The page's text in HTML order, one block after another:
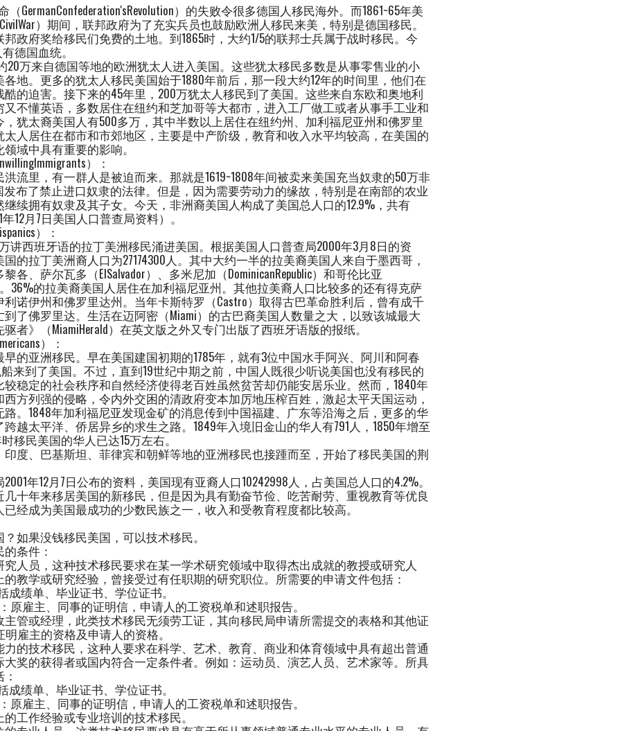
（GermanConfederation'sRevolution）的失败令很多德国人移民海外。而1861~65年美
）期间，联邦政府为了充实兵员也鼓励欧洲人移民来美，特别是德国移民。
政府奖给移民们免费的土地。到1865时，大约1/5的联邦士兵属于战时移民。今
德国血统。
20万来自德国等地的欧洲犹太人进入美国。这些犹太移民多数是从事零售业的小
地。更多的犹太人移民美国始于1880年前后，那一段大约12年的时间里，他们在
的迫害。接下来的45年里，200万犹太人移民到了美国。这些来自东欧和奥地利
又不懂英语，多数居住在纽约和芝加哥等大都市，进入工厂做工或者从事手工业和
犹太裔美国人有500多万，其中半数以上居住在纽约州、加利福尼亚州和佛罗里
人居住在都市和市郊地区，主要是中产阶级，教育和收入水平均较高，在美国的
域中具有重要的影响。
）：
流里，有一群人是被迫而来。那就是1619~1808年间被卖来美国充当奴隶的50万非
发布了禁止进口奴隶的法律。但是，因为需要劳动力的缘故，特别是在南部的农业
续拥有奴隶及其子女。今天，非洲裔美国人构成了美国总人口的12.9%，共有
12月7日美国人口普查局资料）。
）：
讲西班牙语的拉丁美洲移民涌进美国。根据美国人口普查局2000年3月8日的资
的拉丁美洲裔人口为27174300人。其中大约一半的拉美裔美国人来自于墨西哥，
各、萨尔瓦多（ElSalvador）、多米尼加（DominicanRepublic）和哥伦比亚
。36%的拉美裔美国人居住在加利福尼亚州。其他拉美裔人口比较多的还有得克萨
诺伊州和佛罗里达州。当年卡斯特罗（Castro）取得古巴革命胜利后，曾有成千
到了佛罗里达。生活在迈阿密（Miami）的古巴裔美国人数量之大，以致该城最大
者》（MiamiHerald）在英文版之外又专门出版了西班牙语版的报纸。
）：
的亚洲移民。早在美国建国初期的1785年，就有3位中国水手阿兴、阿川和阿春
来到了美国。不过，直到19世纪中期之前，中国人既很少听说美国也没有移民的
稳定的社会秩序和自然经济使得老百姓虽然贫苦却仍能安居乐业。然而，1840年
方列强的侵略，令内外交困的清政府变本加厉地压榨百姓，激起太平天国运动，
。1848年加利福尼亚发现金矿的消息传到中国福建、广东等沿海之后，更多的华
越太平洋、侨居异乡的求生之路。1849年入境旧金山的华人有791人，1850年增至
移民美国的华人已达15万左右。
度、巴基斯坦、菲律宾和朝鲜等地的亚洲移民也接踵而至，开始了移民美国的荆
年12月7日公布的资料，美国现有亚裔人口10242998人，占美国总人口的4.2%。
十年来移居美国的新移民，但是因为具有勤奋节俭、吃苦耐劳、重视教育等优良
经成为美国最成功的少数民族之一，收入和受教育程度都比较高。
如果没钱移民美国，可以技术移民。
条件：
人员，这种技术移民要求在某一学术研究领域中取得杰出成就的教授或研究人
的教学或研究经验，曾接受过有任职期的研究职位。所需要的申请文件包括：
成绩单、毕业证书、学位证书。
原雇主、同事的证明信，申请人的工资税单和述职报告。
主管或经理，此类技术移民无须劳工证，其向移民局申请所需提交的表格和其他证
明雇主的资格及申请人的资格。
力的技术移民，这种人要求在科学、艺术、教育、商业和体育领域中具有超出普通
大奖的获得者或国内符合一定条件者。例如：运动员、演艺人员、艺术家等。所具
成绩单、毕业证书、学位证书。
原雇主、同事的证明信，申请人的工资税单和述职报告。
工作经验或专业培训的技术移民。